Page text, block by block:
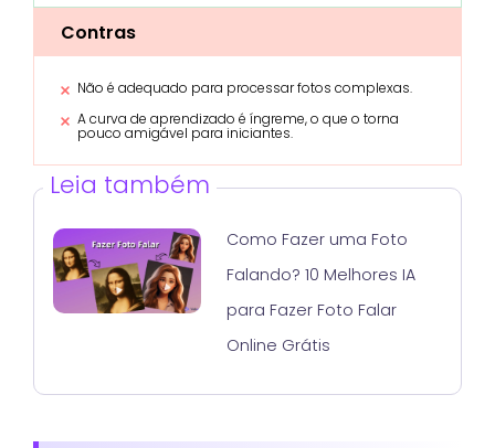
Contras
Não é adequado para processar fotos complexas.
A curva de aprendizado é íngreme, o que o torna
pouco amigável para iniciantes.
Leia também
Como Fazer uma Foto
Falando? 10 Melhores IA
para Fazer Foto Falar
Online Grátis